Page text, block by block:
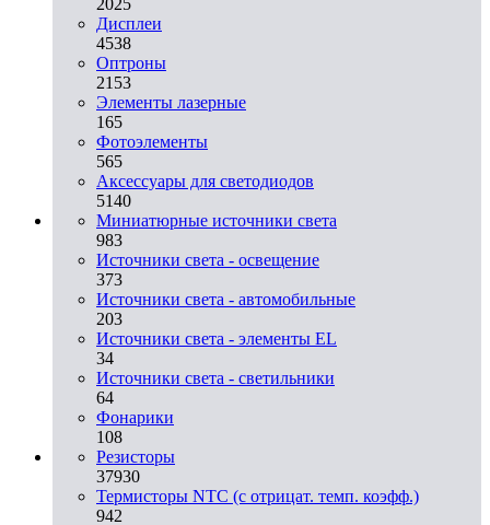
Дисплеи
4538
Оптроны
2153
Элементы лазерные
165
Фотоэлементы
565
Аксессуары для светодиодов
5140
Миниатюрные источники света
983
Источники света - освещение
373
Источники света - автомобильные
203
Источники света - элементы EL
34
Источники света - светильники
64
Фонарики
108
Резисторы
37930
Термисторы NTC (с отрицат. темп. коэфф.)
942